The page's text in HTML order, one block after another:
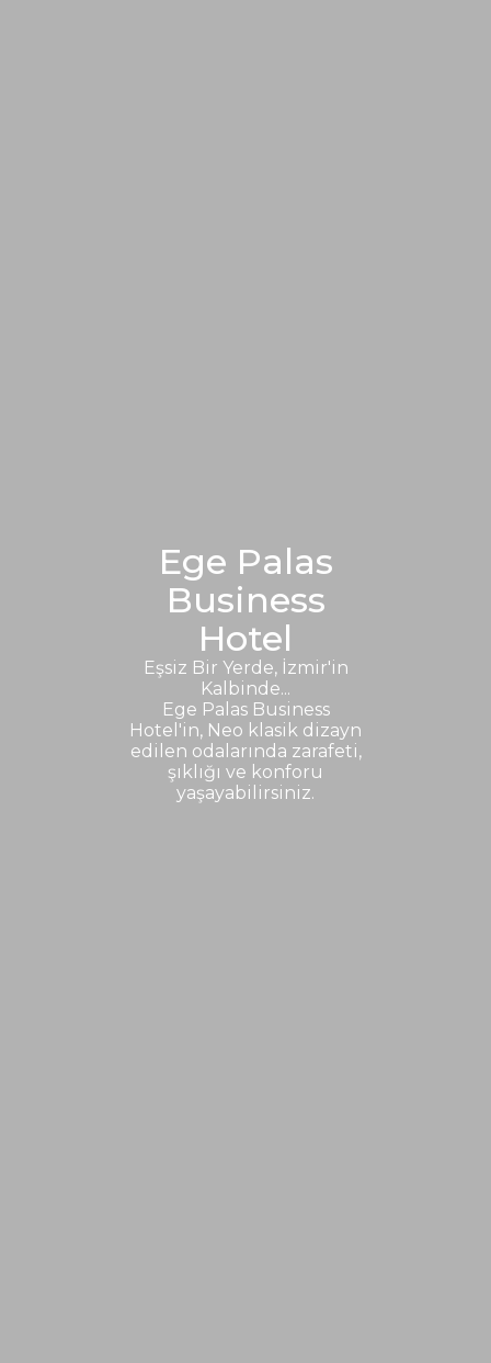
Ege Palas
Business
Hotel
Eşsiz Bir Yerde, İzmir'in
Kalbinde...
Ege Palas Business
Hotel'in, Neo klasik dizayn
edilen odalarında zarafeti,
şıklığı ve konforu
yaşayabilirsiniz.